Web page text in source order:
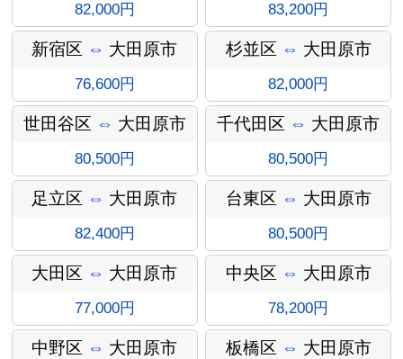
オプショ
ン料金
82,000円 83,200円
新宿区 ⇔ 大田原市
76,600円
杉並区 ⇔ 大田原市
82,000円
世田谷区 ⇔ 大田原市
80,500円
千代田区 ⇔ 大田原市
80,500円
足立区 ⇔ 大田原市
82,400円
台東区 ⇔ 大田原市
80,500円
大田区 ⇔ 大田原市
77,000円
中央区 ⇔ 大田原市
78,200円
中野区 ⇔ 大田原市 板橋区 ⇔ 大田原市